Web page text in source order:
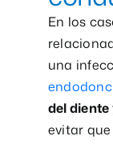
En los
una
del
evitar